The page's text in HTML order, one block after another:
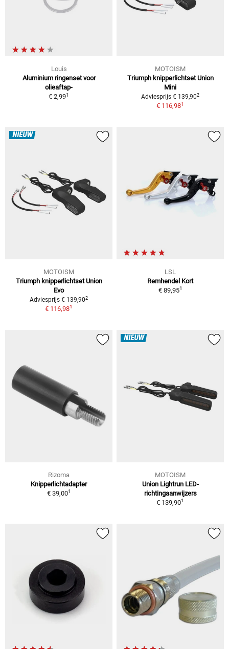
Louis
Aluminium ringenset voor
olieaftap-
€ 2,991
MOTOISM
Triumph knipperlichtset Union
Mini
Adviesprijs € 139,902
€ 116,981
NIEUW
MOTOISM
Triumph knipperlichtset Union
Evo
Adviesprijs € 139,902
€ 116,981
LSL
Remhendel Kort
€ 89,951
Rizoma
Knipperlichtadapter
€ 39,001
NIEUW
MOTOISM
Union Lightrun LED-
richtingaanwijzers
€ 139,901